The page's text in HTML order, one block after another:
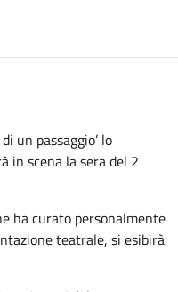
un passaggio’ lo
in scena la sera del 2
ha curato personalmente
teatrale, si esibirà